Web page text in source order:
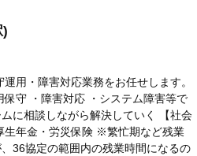
)
運用・障害対応業務をお任せします。
保守 ・障害対応 ・システム障害等で
に相談しながら解決していく 【社会
生年金・労災保険 ※繁忙期など残業
36協定の範囲内の残業時間になるの